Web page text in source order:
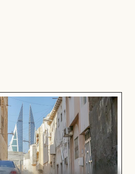
Trade Center zwischen